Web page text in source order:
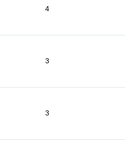
4
3
3